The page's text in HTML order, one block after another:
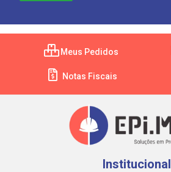
Meus Pedidos
Notas Fiscais
Institucional